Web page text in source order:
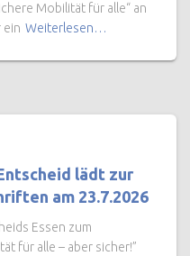
Mobilität für alle“ an
ein Weiterlesen…
lädt zur
am 23.7.2026
Essen zum
für alle – aber sicher!”